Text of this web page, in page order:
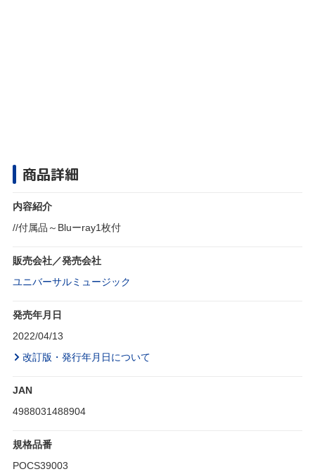
商品詳細
内容紹介
//付属品～Bluーray1枚付
販売会社／発売会社
ユニバーサルミュージック
発売年月日
2022/04/13
改訂版・発行年月日について
JAN
4988031488904
規格品番
POCS39003